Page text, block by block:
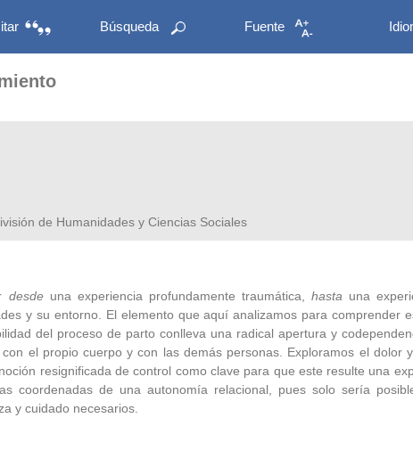
Búsqueda Fuente
de Humanidades y Ciencias Sociales
desdeuna experiencia profundamente traumática,hasta una
y su entorno. El elemento que aquí analizamos para comprender
del proceso de parto conlleva una radical apertura y
el propio cuerpo y con las demás personas. Exploramos el dolor
resignificada de control como clave para que este resulte una
coordenadas de una autonomía relacional, pues solo sería
y cuidado necesarios.